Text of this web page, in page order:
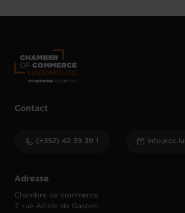
Adresse
Chambre de commerce
7, rue Alcide de Gasperi
Contact
(+352) 42 39 39 1 info@cc.lu